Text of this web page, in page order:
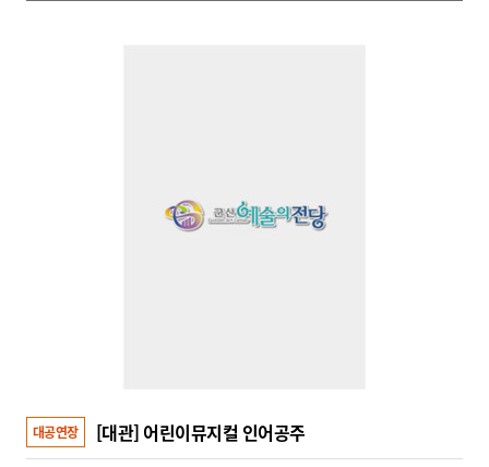
대공연장 [대관] 어린이뮤지컬 인어공주